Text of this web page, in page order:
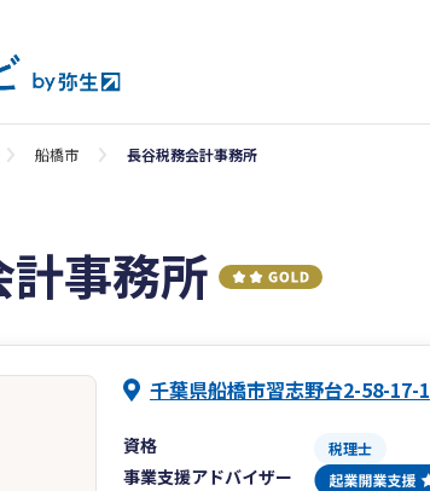
船橋市 長谷税務会計事務所
事務所
千葉県船橋市習志野台2-58-17-1
資格 税理士
事業支援アドバイザー